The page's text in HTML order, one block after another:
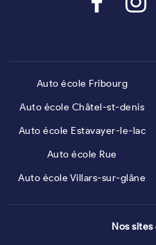
Auto école Fribourg
Auto école Châtel-st-denis
Auto école Estavayer-le-lac
Auto école Rue
Auto école Villars-sur-glâne
Nos sites